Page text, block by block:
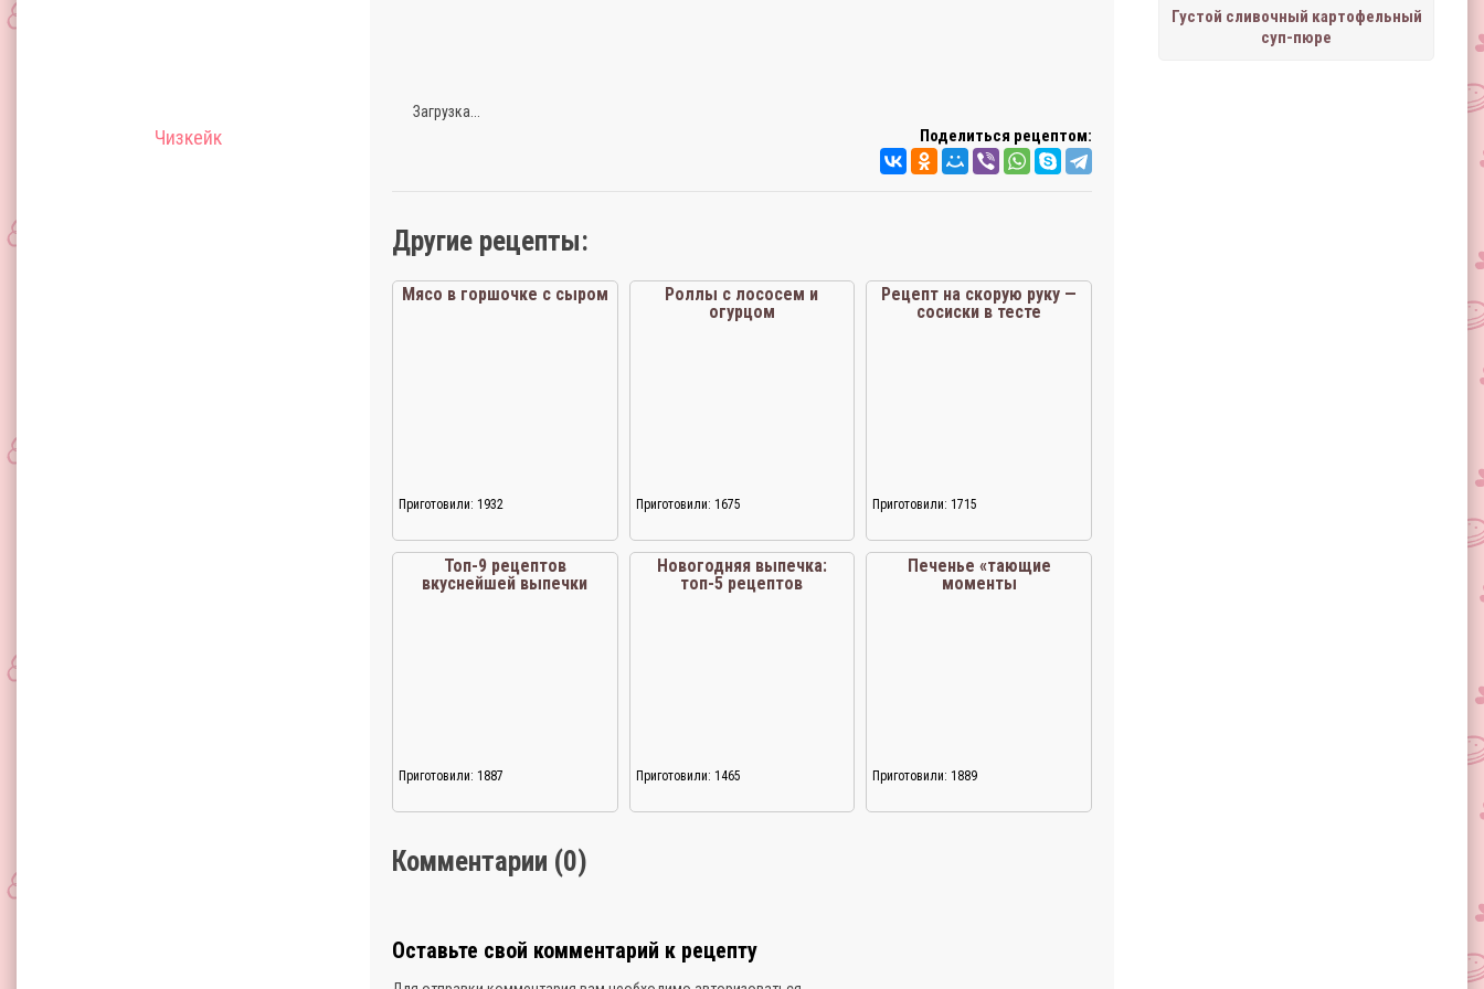
Чизкейк
Густой сливочный картофельный
суп-пюре
Загрузка...
Поделиться рецептом:
Другие рецепты:
Мясо в горшочке с сыром
Приготовили: 1932
Роллы с лососем и
огурцом
Приготовили: 1675
Рецепт на скорую руку —
сосиски в тесте
Приготовили: 1715
Топ-9 рецептов
вкуснейшей выпечки
Приготовили: 1887
Новогодняя выпечка:
топ-5 рецептов
Приготовили: 1465
Печенье «тающие
моменты
Приготовили: 1889
Комментарии (0)
Оставьте свой комментарий к рецепту